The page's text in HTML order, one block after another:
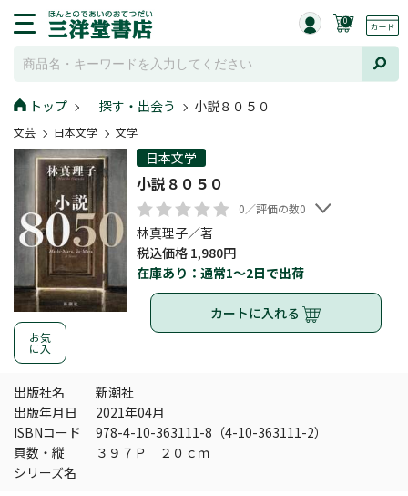
0
トップ 探す・出会う 小説８０５０
文芸 日本文学 文学
お気
に入
日本文学
小説８０５０
0／評価の数0
林真理子／著
税込価格 1,980円
在庫あり：通常1～2日で出荷
カートに入れる
出版社名
新潮社
出版年月日
2021年04月
ISBNコード
978-4-10-363111-8（4-10-363111-2）
頁数・縦
３９７Ｐ ２０ｃｍ
シリーズ名